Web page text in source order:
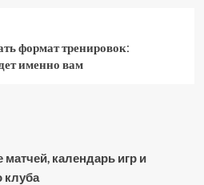
формат тренировок:
именно вам
календарь игр и
клуба